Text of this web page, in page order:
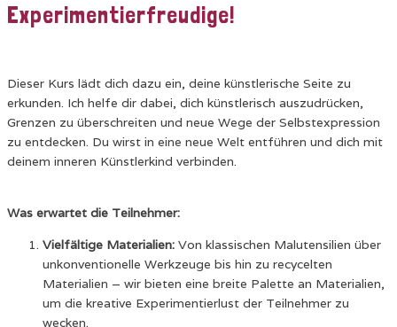
Experimentierfreudige!
Dieser Kurs lädt dich dazu ein, deine künstlerische Seite zu
erkunden. Ich helfe dir dabei, dich künstlerisch auszudrücken,
Grenzen zu überschreiten und neue Wege der Selbstexpression
zu entdecken. Du wirst in eine neue Welt entführen und dich mit
deinem inneren Künstlerkind verbinden.
Was erwartet die Teilnehmer:
Vielfältige Materialien: Von klassischen Malutensilien über
unkonventionelle Werkzeuge bis hin zu recycelten
Materialien – wir bieten eine breite Palette an Materialien,
um die kreative Experimentierlust der Teilnehmer zu
wecken.